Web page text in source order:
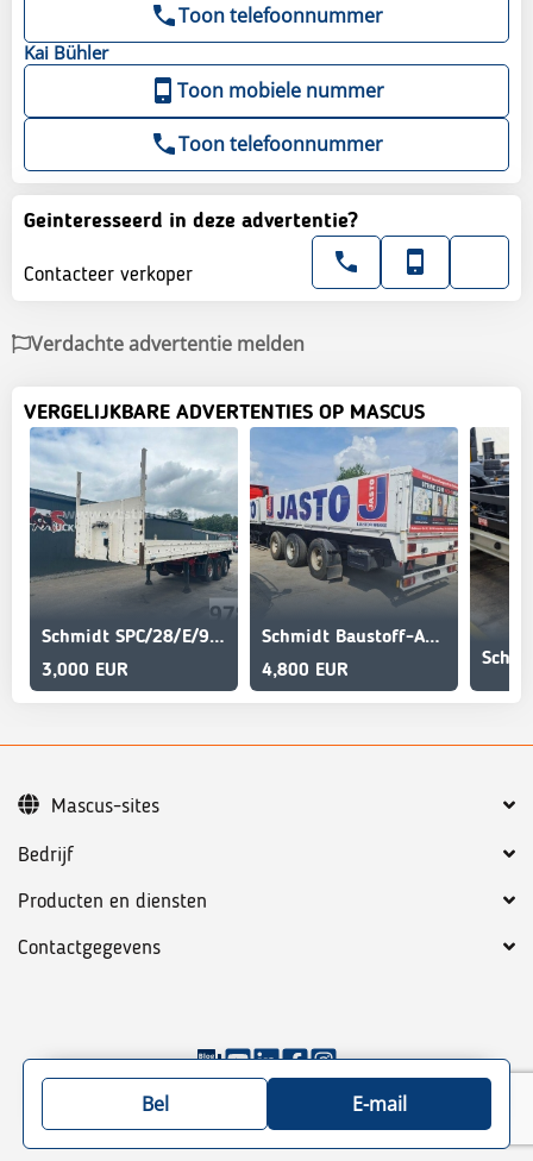
Toon telefoonnummer
Kai Bühler
Toon mobiele nummer
Toon telefoonnummer
Geinteresseerd in deze advertentie?
Contacteer verkoper
Verdachte advertentie melden
VERGELIJKBARE ADVERTENTIES OP MASCUS
Schmidt SPC/28/E/9,1 Liftachse
3,000 EUR
Schmidt Baustoff-Auflieger/Pritsche+Bordwände/Lenkachse/
4,800 EUR
Bedrijf
Producten en diensten
Contactgegevens
Mascus Algemene voorwaarden Privacy policy
Site map
Mascus-sites
Bel E-mail